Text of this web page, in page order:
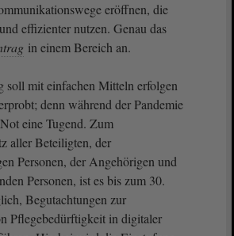
eröffnen, die
effizienter nutzen. Genau das
in einem Bereich an.
soll mit einfachen Mitteln erfolgen
denn während der Pandemie
eine Tugend. Zum
aller Beteiligten, der
Personen, der Angehörigen und
Personen, ist es bis zum 30.
Begutachtungen zur
Pflegebedürftigkeit in digitaler